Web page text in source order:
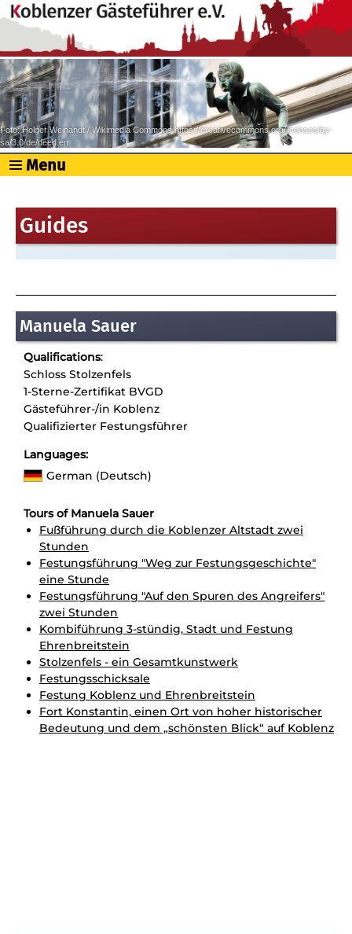
Foto: Holger Weinandt / Wikimedia Commons https://creativecommons.org/licenses/by-
sa/3.0/de/deed.en
Menu
Guides
Manuela Sauer
Qualifications:
Schloss Stolzenfels
1-Sterne-Zertifikat BVGD
Gästeführer-/in Koblenz
Qualifizierter Festungsführer
Languages:
German (Deutsch)
Tours of Manuela Sauer
Fußführung durch die Koblenzer Altstadt zwei
Stunden
Festungsführung "Weg zur Festungsgeschichte"
eine Stunde
Festungsführung "Auf den Spuren des Angreifers"
zwei Stunden
Kombiführung 3-stündig, Stadt und Festung
Ehrenbreitstein
Stolzenfels - ein Gesamtkunstwerk
Festungsschicksale
Festung Koblenz und Ehrenbreitstein
Fort Konstantin, einen Ort von hoher historischer
Bedeutung und dem „schönsten Blick“ auf Koblenz